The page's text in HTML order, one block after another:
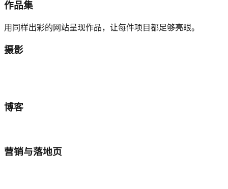
作品集
用同样出彩的网站呈现作品，让每件项目都足够亮眼。
摄影
博客
营销与落地页